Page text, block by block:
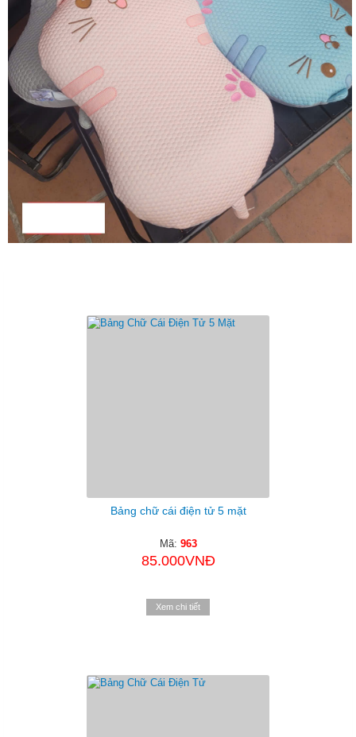
Bảng chữ cái điện tử 5 mặt
Mã: 963
85.000VNĐ
Xem chi tiết